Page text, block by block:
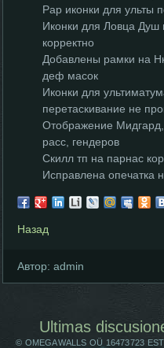
Рар иконки для ульты
Иконки для Ловца Душ
корректно
Добавлены рамки на
деф масок
Иконки для
перетаскивание не
Отображение Мидгард,
расс, гендеров
Скилл тп на парнас
Исправлена опечатка
Назад
Автор: admin
Ultimas
© OMEGAWALLS OÜ 16473723